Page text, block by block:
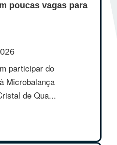
poucas vagas para
participar do
Microbalança
de Qua...